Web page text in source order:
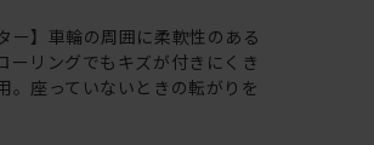
ー】車輪の周囲に柔軟性のある
ーリングでもキズが付きにくき
。座っていないときの転がりを